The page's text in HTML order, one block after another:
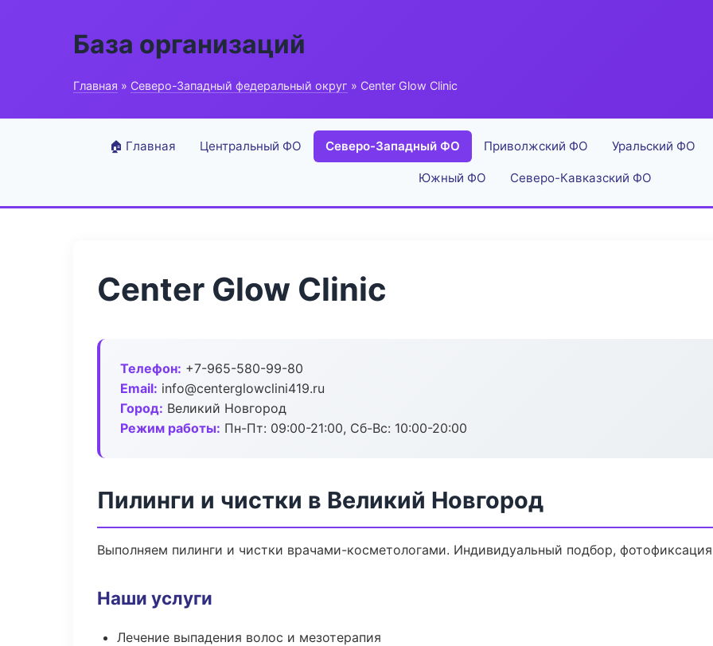
База организаций
Главная » Северо-Западный федеральный округ » Center Glow Clinic
🏠 Главная Центральный ФО Северо-Западный ФО Приволжский ФО Уральский ФО
Южный ФО Северо-Кавказский ФО
Center Glow Clinic
Телефон: +7-965-580-99-80
Email: info@centerglowclini419.ru
Город: Великий Новгород
Режим работы: Пн-Пт: 09:00-21:00, Сб-Вс: 10:00-20:00
Пилинги и чистки в Великий Новгород
Выполняем пилинги и чистки врачами-косметологами. Индивидуальный подбор,
Наши услуги
Лечение выпадения волос и мезотерапия